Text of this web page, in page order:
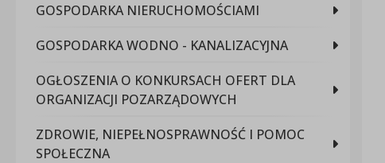
GOSPODARKA NIERUCHOMOŚCIAMI
GOSPODARKA WODNO - KANALIZACYJNA
OGŁOSZENIA O KONKURSACH OFERT DLA
ORGANIZACJI POZARZĄDOWYCH
ZDROWIE, NIEPEŁNOSPRAWNOŚĆ I POMOC
SPOŁECZNA